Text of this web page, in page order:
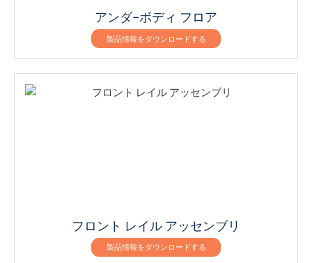
アンダ–ボディ フロア
製品情報をダウンロードする
フロント レイル アッセンブリ
製品情報をダウンロードする